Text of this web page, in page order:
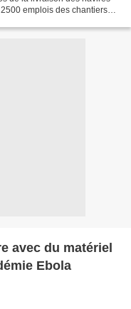
emplois des chantiers
avec du matériel
Ebola